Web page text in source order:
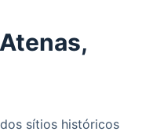
sítios históricos